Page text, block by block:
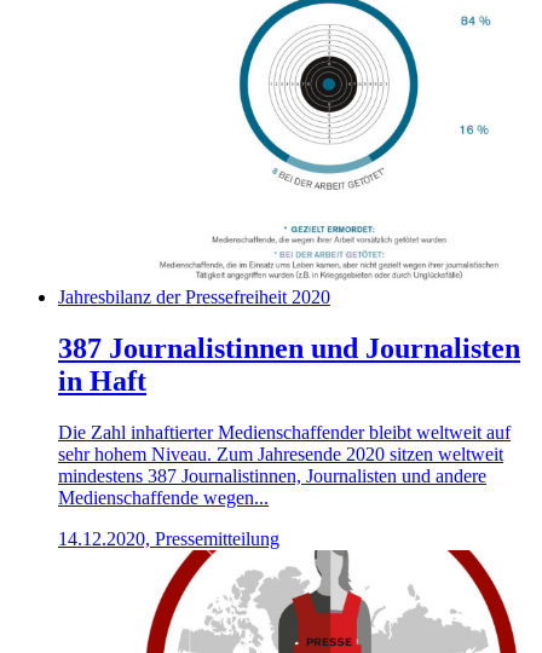
Jahresbilanz der Pressefreiheit 2020
387 Journalistinnen und Journalisten
in Haft
Die Zahl inhaftierter Medienschaffender bleibt weltweit auf
sehr hohem Niveau. Zum Jahresende 2020 sitzen weltweit
mindestens 387 Journalistinnen, Journalisten und andere
Medienschaffende wegen...
14.12.2020, Pressemitteilung